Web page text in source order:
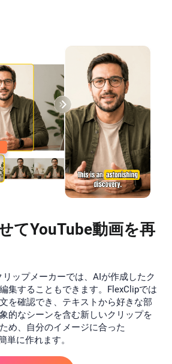
てYouTube動画を再
リップメーカーでは、AIが作成したク
集することもできます。FlexClipでは
を確認でき、テキストから好きな部
的なシーンを含む新しいクリップを
め、自分のイメージに合った
単に作れます。